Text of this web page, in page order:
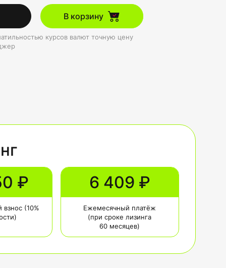
В корзину
курсов валют точную цену
₽
взнос (10%
6 409 ₽
Ежемесячный платёж
(при сроке лизинга
60 месяцев)